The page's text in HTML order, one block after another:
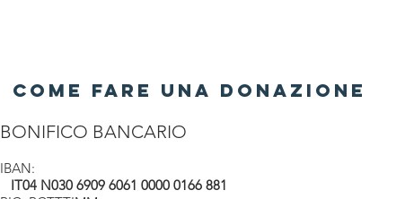
COME FARE UNA DONAZIONE
BONIFICO BANCARIO
IBAN:
IT04 N030 6909 6061 0000 0166 881